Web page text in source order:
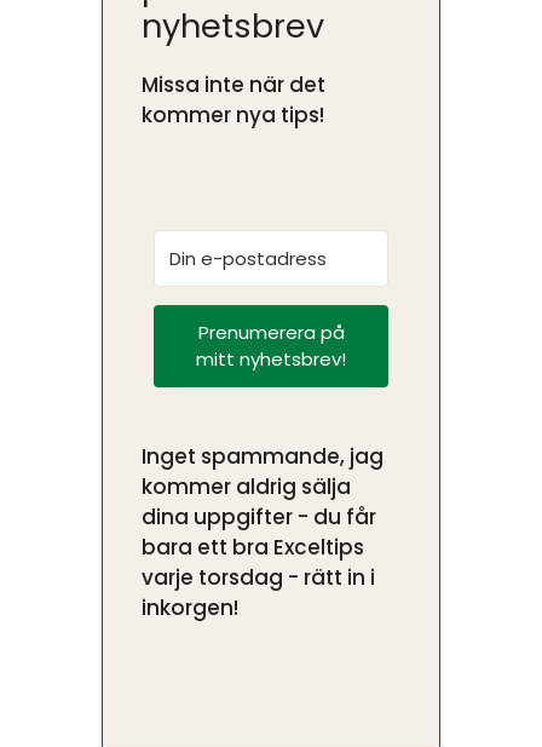
nyhetsbrev
Missa inte när det
kommer nya tips!
Prenumerera på
mitt nyhetsbrev!
Inget spammande, jag
kommer aldrig sälja
dina uppgifter - du får
bara ett bra Exceltips
varje torsdag - rätt in i
inkorgen!